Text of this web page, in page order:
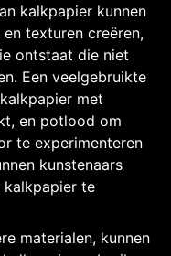
kalkpapier kunnen
texturen creëren,
ontstaat die niet
Een veelgebruikte
met
en potlood om
te experimenteren
kunstenaars
kalkpapier te
materialen, kunnen